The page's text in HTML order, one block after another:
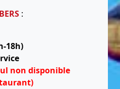
:
18h)
non disponible